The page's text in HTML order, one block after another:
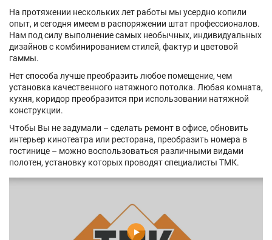
На протяжении нескольких лет работы мы усердно копили
опыт, и сегодня имеем в распоряжении штат профессионалов.
Нам под силу выполнение самых необычных, индивидуальных
дизайнов с комбинированием стилей, фактур и цветовой
гаммы.
Нет способа лучше преобразить любое помещение, чем
установка качественного натяжного потолка. Любая комната,
кухня, коридор преобразится при использовании натяжной
конструкции.
Чтобы Вы не задумали – сделать ремонт в офисе, обновить
интерьер кинотеатра или ресторана, преобразить номера в
гостинице – можно воспользоваться различными видами
полотен, установку которых проводят специалисты ТМК.